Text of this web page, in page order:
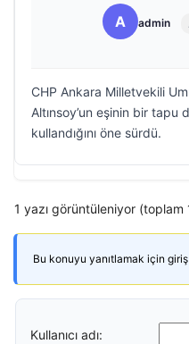
A admin
CHP Ankara Milletvekili
Altınsoy’un eşinin bir tapu
kullandığını öne sürdü.
1 yazı görüntüleniyor (toplam
Bu konuyu yanıtlamak için giriş
Kullanıcı adı: